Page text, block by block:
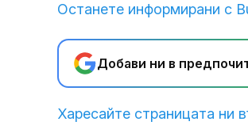
Останете информирани с
Добави ни в
Харесайте страницата ни